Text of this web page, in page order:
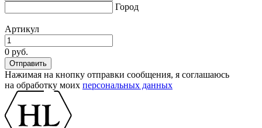
Город
Артикул
0 руб.
Нажимая на кнопку отправки сообщения, я соглашаюсь
на обработку моих персональных данных